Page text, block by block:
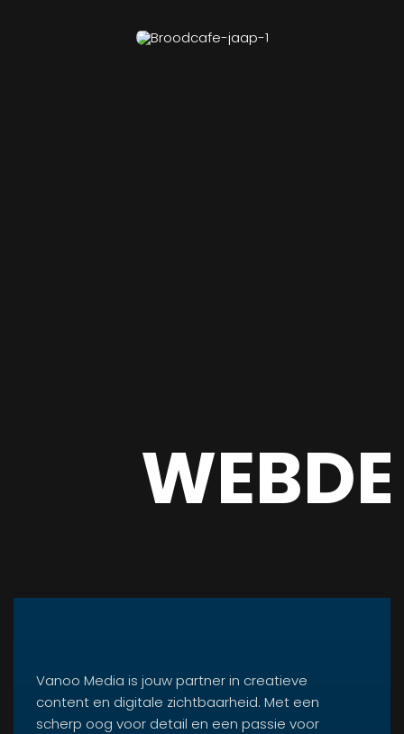
Vanoo Media is jouw partner in creatieve
content en digitale zichtbaarheid. Met een
scherp oog voor detail en een passie voor